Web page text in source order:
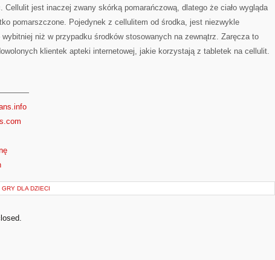
Cellulit jest inaczej zwany skórką pomarańczową, dlatego że ciało wygląda
pomarszczone. Pojedynek z cellulitem od środka, jest niezwykle
niż w przypadku środków stosowanych na zewnątrz. Zaręcza to
klientek apteki internetowej, jakie korzystają z tabletek na cellulit.
GRY DLA DZIECI